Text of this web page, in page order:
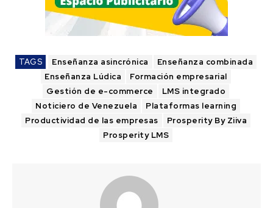
TAGS Enseñanza asincrónica
Enseñanza combinada
Enseñanza Lúdica
Formación empresarial
Gestión de e-commerce
LMS integrado
Noticiero de Venezuela
Plataformas learning
Productividad de las empresas
Prosperity By Ziiva
Prosperity LMS